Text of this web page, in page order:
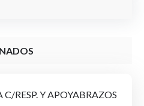
RESP. Y APOYABRAZOS